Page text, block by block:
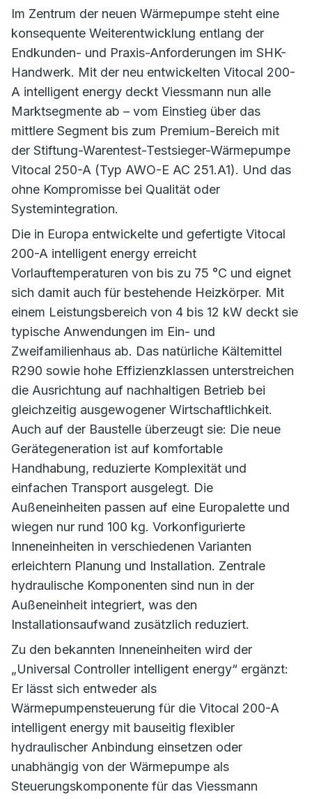
Im Zentrum der neuen Wärmepumpe steht eine
konsequente Weiterentwicklung entlang der
Endkunden- und Praxis-Anforderungen im SHK-
Handwerk. Mit der neu entwickelten Vitocal 200-
A intelligent energy deckt Viessmann nun alle
Marktsegmente ab – vom Einstieg über das
mittlere Segment bis zum Premium-Bereich mit
der Stiftung-Warentest-Testsieger-Wärmepumpe
Vitocal 250-A (Typ AWO-E AC 251.A1). Und das
ohne Kompromisse bei Qualität oder
Systemintegration.
Die in Europa entwickelte und gefertigte Vitocal
200-A intelligent energy erreicht
Vorlauftemperaturen von bis zu 75 °C und eignet
sich damit auch für bestehende Heizkörper. Mit
einem Leistungsbereich von 4 bis 12 kW deckt sie
typische Anwendungen im Ein- und
Zweifamilienhaus ab. Das natürliche Kältemittel
R290 sowie hohe Effizienzklassen unterstreichen
die Ausrichtung auf nachhaltigen Betrieb bei
gleichzeitig ausgewogener Wirtschaftlichkeit.
Auch auf der Baustelle überzeugt sie: Die neue
Gerätegeneration ist auf komfortable
Handhabung, reduzierte Komplexität und
einfachen Transport ausgelegt. Die
Außeneinheiten passen auf eine Europalette und
wiegen nur rund 100 kg. Vorkonfigurierte
Inneneinheiten in verschiedenen Varianten
erleichtern Planung und Installation. Zentrale
hydraulische Komponenten sind nun in der
Außeneinheit integriert, was den
Installationsaufwand zusätzlich reduziert.
Zu den bekannten Inneneinheiten wird der
„Universal Controller intelligent energy“ ergänzt:
Er lässt sich entweder als
Wärmepumpensteuerung für die Vitocal 200-A
intelligent energy mit bauseitig flexibler
hydraulischer Anbindung einsetzen oder
unabhängig von der Wärmepumpe als
Steuerungskomponente für das Viessmann